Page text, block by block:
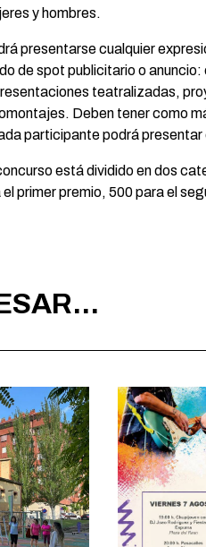
y hombres.
presentarse cualquier
de spot publicitario o
teatralizadas,
Deben tener como
participante podrá
está dividido en dos
primer premio, 500 para el